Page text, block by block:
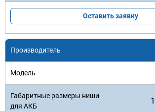
Оставить заявку